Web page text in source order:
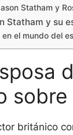
Statham y
Statham y su
el mundo del
británico